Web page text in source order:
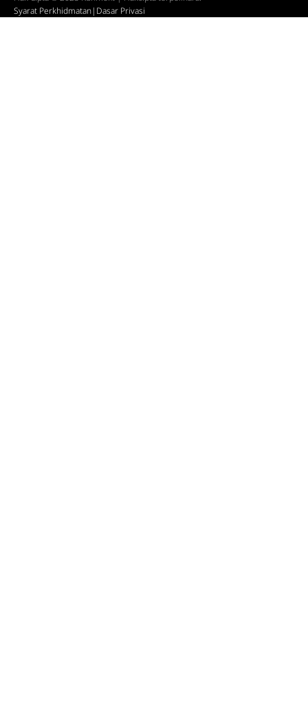
Syarat Perkhidmatan| Dasar Privasi